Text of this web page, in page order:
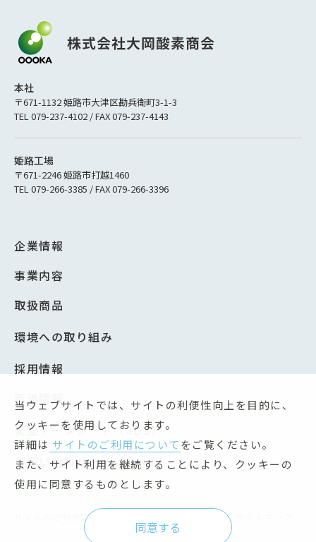
本社
〒671-1132 姫路市大津区勘兵衛町3-1-3
TEL 079-237-4102 / FAX 079-237-4143
姫路工場
〒671-2246 姫路市打越1460
TEL 079-266-3385 / FAX 079-266-3396
企業情報
事業内容
取扱商品
環境への取り組み
採用情報
新着情報
安全データシート（SDS）
お問い合わせ
サイトのご利用について
当ウェブサイトでは、サイトの利便性向上を目的に、
クッキーを使用しております。
詳細は サイトのご利用についてをご覧ください。
また、サイト利用を継続することにより、クッキーの
使用に同意するものとします。
同意する